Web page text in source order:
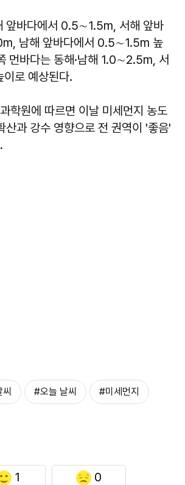
앞바다에서 0.5∼1.5m, 서해 앞바
남해 앞바다에서 0.5∼1.5m 높
먼바다는 동해·남해 1.0∼2.5m, 서
로 예상된다.
학원에 따르면 이날 미세먼지 농도
산과 강수 영향으로 전 권역이 '좋음'
#오늘 날씨 #미세먼지
1 0